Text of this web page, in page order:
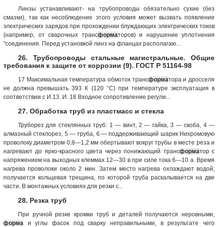
Линзы устанавливают- на трубопроводы обязательно сухие (без
смазки), так как несоблюдение этого условия может вызвать появление
электрических зарядов при прохождении блуждающих электрических токов
(например, от сварочных трансформаторов) и нарушение уплотнения
"соединения. Перед установкой линз на фланцах располагаю...
26. Трубопроводы стальные магистральные. Общие
требования к защите от коррозии (9). ГОСТ Р 51164-98
17 Максимальная температура обмоток трансформатора и дросселя
не должна превышать 393 К (120 °С) при температуре эксплуатация в
соответствии с И.13. И. 18 Входное сопротивление регули...
27. Обработка труб из пластмасс и стекла
Труборез для стеклянных труб: 1 — винт, 2 — гайка, 3 — скоба, 4 —
алмазный стеклорез, 5 — труба, 6 — поддерживающий шарик Нихромовую
проволоку диаметром 0,8—1,2 мм обертывают вокруг трубы в месте реза и
нагревают до ярко-красного цвета через понижающий трансформатор с
напряжением на выходных клеммах 12—30 в при силе тока 6—10 а. Время
нагрева проволоки около 2 мин. Затем место нагрева охлаждают водой;
получается кольцевая трещина, по которой труба раскалывается на две
части. В монтажных условиях для резки с...
28. Резка труб
При ручной резке кромки труб и деталей получаются неровными,
форма и углы фасок под сварку неправильными, в результате чего